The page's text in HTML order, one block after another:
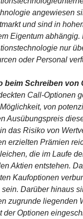
angewiesen
und sind in
Eigentum
nur
oder Personal
beim Schreiben von
Call-Optionen
von
Ausübungspreis
das Risiko von
erzielten Prämien
die im Laufe
Aktien entstehen.
Kaufoptionen
Darüber hinaus
zugrunde liegenden
der Optionen